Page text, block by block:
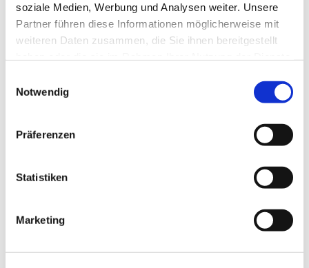
soziale Medien, Werbung und Analysen weiter. Unsere
Partner führen diese Informationen möglicherweise mit
weiteren Daten zusammen, die Sie ihnen bereitgestellt
Notwendig
Präferenzen
Statistiken
Marketing
Dies könnte Sie auch